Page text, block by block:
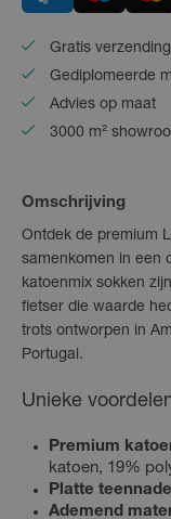
Gratis
Gediplomeerde
Advies op maat
3000 m²
Omschrijving
Ontdek de premium
samenkomen in een
katoenmix sokken
fietser die waarde
trots ontworpen in
Portugal.
Unieke
Premium
katoen, 19%
Platte
Ademend